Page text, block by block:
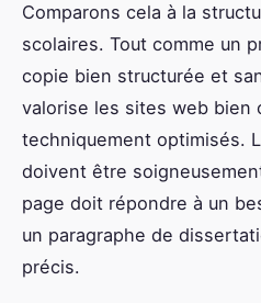
Comparons cela à la
scolaires. Tout comme un
copie bien structurée et
valorise les sites web bien
techniquement optimisés.
doivent être
page doit répondre à un
un paragraphe de
précis.